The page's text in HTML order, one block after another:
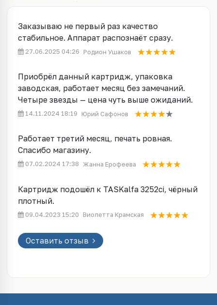
Заказываю не первый раз качество
стабильное. Аппарат распознаёт сразу.
27.06.2025 04:26 Родион Ушаков
Приобрёл данный картридж, упаковка
заводская, работает месяц без замечаний.
Четыре звезды — цена чуть выше ожиданий.
14.11.2024 18:19 Юрий Сафонов
Работает третий месяц, печать ровная.
Спасибо магазину.
07.02.2024 17:38 Жанна Ерофеева
Картридж подошёл к TASKalfa 3252ci, чёрный
плотный.
09.04.2023 15:20 Виолетта Крамская
Оставить отзыв